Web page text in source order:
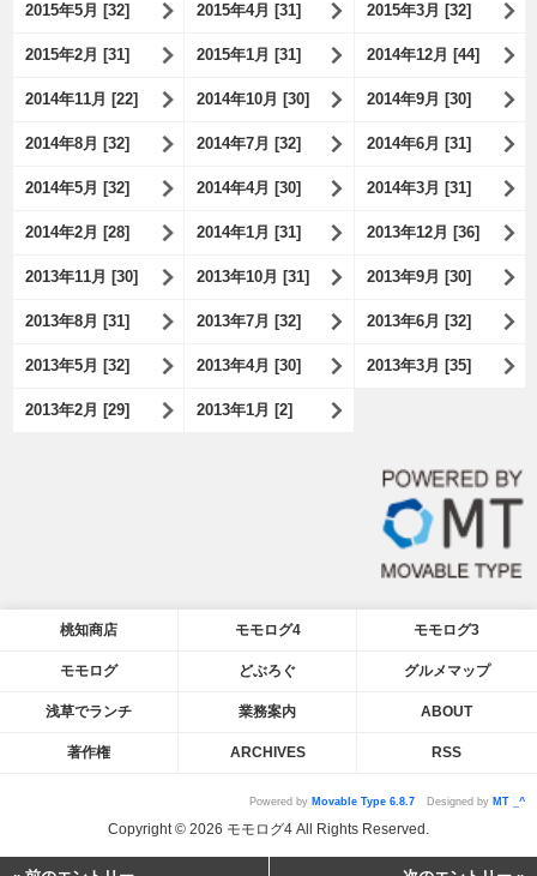
2015年5月 [32] 2015年4月 [31] 2015年3月 [32]
2015年2月 [31] 2015年1月 [31] 2014年12月 [44]
2014年11月 [22] 2014年10月 [30] 2014年9月 [30]
2014年8月 [32] 2014年7月 [32] 2014年6月 [31]
2014年5月 [32] 2014年4月 [30] 2014年3月 [31]
2014年2月 [28] 2014年1月 [31] 2013年12月 [36]
2013年11月 [30] 2013年10月 [31] 2013年9月 [30]
2013年8月 [31] 2013年7月 [32] 2013年6月 [32]
2013年5月 [32] 2013年4月 [30] 2013年3月 [35]
2013年2月 [29] 2013年1月 [2]
桃知商店 モモログ4 モモログ3
モモログ どぶろぐ グルメマップ
浅草でランチ 業務案内 ABOUT
著作権 ARCHIVES RSS
Powered by Movable Type 6.8.7 Designed by MT _^
Copyright © 2026 モモログ4 All Rights Reserved.